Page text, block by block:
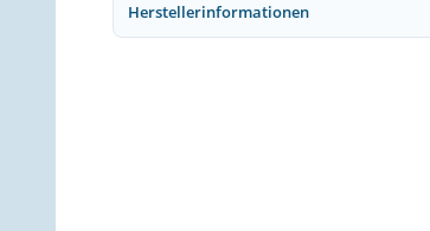
Herstellerinformationen